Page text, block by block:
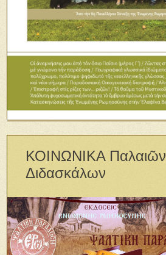
ΚΟΙΝΩΝΙΚΑ Παλαιῶν
Διδασκάλων